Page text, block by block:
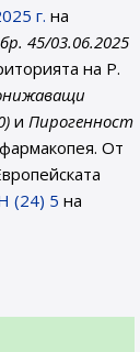
г. на
45/03.06.2025
на Р.
и Пирогенност
От
(24) 5 на